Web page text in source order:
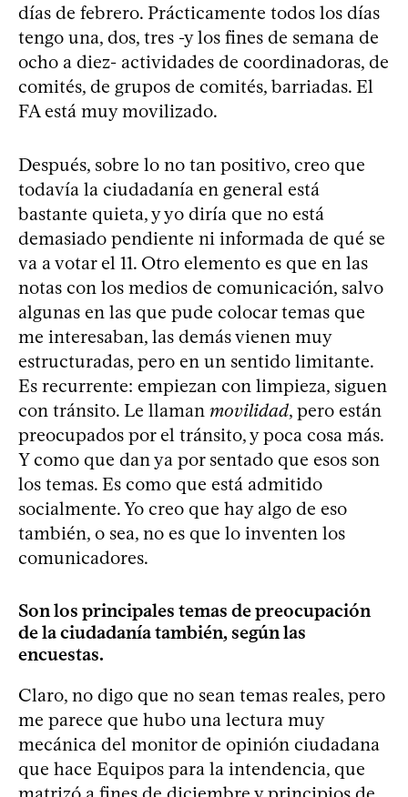
días de febrero. Prácticamente todos los días
tengo una, dos, tres -y los fines de semana de
ocho a diez- actividades de coordinadoras, de
comités, de grupos de comités, barriadas. El
FA está muy movilizado.
Después, sobre lo no tan positivo, creo que
todavía la ciudadanía en general está
bastante quieta, y yo diría que no está
demasiado pendiente ni informada de qué se
va a votar el 11. Otro elemento es que en las
notas con los medios de comunicación, salvo
algunas en las que pude colocar temas que
me interesaban, las demás vienen muy
estructuradas, pero en un sentido limitante.
Es recurrente: empiezan con limpieza, siguen
con tránsito. Le llaman movilidad, pero están
preocupados por el tránsito, y poca cosa más.
Y como que dan ya por sentado que esos son
los temas. Es como que está admitido
socialmente. Yo creo que hay algo de eso
también, o sea, no es que lo inventen los
comunicadores.
Son los principales temas de preocupación
de la ciudadanía también, según las
encuestas.
Claro, no digo que no sean temas reales, pero
me parece que hubo una lectura muy
mecánica del monitor de opinión ciudadana
que hace Equipos para la intendencia, que